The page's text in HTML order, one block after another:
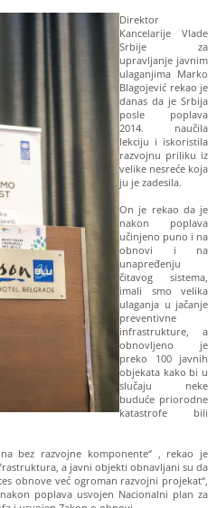
Direktor
Kancelarije Vlade
Srbije za
upravljanje javnim
ulaganjima Marko
Blagojević rekao je
danas da je Srbija
posle poplava
2014. naučila
lekciju i iskoristila
razvojnu priliku iz
velike nesreće koja
ju je zadesila.
On je rekao da je
nakon poplava
učinjeno puno i na
obnovi i na
unapređenju
čitavog sistema,
imali smo velika
ulaganja u jačanje
preventivne
infrastrukture, a
obnovljeno je
preko 100 javnih
objekata kako bi u
slučaju neke
buduće priorodne
katastrofe bili
bez razvojne komponente“ , rekao je
a javni objekti obnavljani su da
obnove već ogroman razvojni projekat“,
poplava usvojen Nacionalni plan za